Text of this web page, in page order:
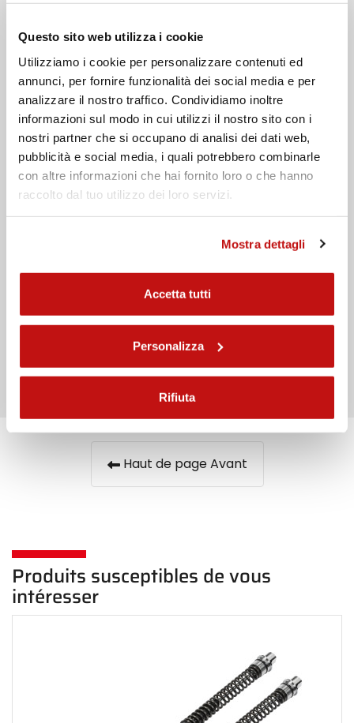
Questo sito web utilizza i cookie
Utilizziamo i cookie per personalizzare contenuti ed
annunci, per fornire funzionalità dei social media e per
analizzare il nostro traffico. Condividiamo inoltre
informazioni sul modo in cui utilizzi il nostro sito con i
nostri partner che si occupano di analisi dei dati web,
pubblicità e social media, i quali potrebbero combinarle
con altre informazioni che hai fornito loro o che hanno
raccolto dal tuo utilizzo dei loro servizi.
Mostra dettagli
Accetta tutti
Personalizza
Rifiuta
Nom de famille
Email
Téléphone
Message
J'ai lu lapolitique de confidentialité
Haut de page Avant
Produits susceptibles de vous
intéresser